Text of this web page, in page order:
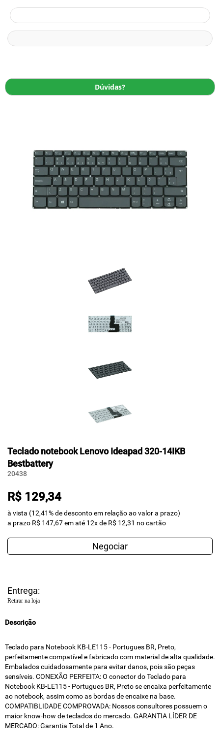
Dúvidas?
Teclado notebook Lenovo Ideapad 320-14IKB
Bestbattery
20438
R$ 129,34
à vista (12,41% de desconto em relação ao valor a prazo)
a prazo R$ 147,67 em até 12x de R$ 12,31 no cartão
Negociar
Entrega:
Retirar na loja
Descrição
Teclado para Notebook KB-LE115 - Portugues BR, Preto,
perfeitamente compatível e fabricado com material de alta qualidade.
Embalados cuidadosamente para evitar danos, pois são peças
sensíveis. CONEXÃO PERFEITA: O conector do Teclado para
Notebook KB-LE115 - Portugues BR, Preto se encaixa perfeitamente
ao notebook, assim como as bordas de encaixe na base.
COMPATIBLIDADE COMPROVADA: Nossos consultores possuem o
maior know-how de teclados do mercado. GARANTIA LÍDER DE
MERCADO: Garantia Total de 1 Ano.